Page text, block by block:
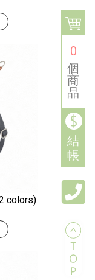
0
個
商
品
結
帳
colors)